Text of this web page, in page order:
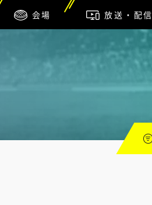
会場 放送・配信